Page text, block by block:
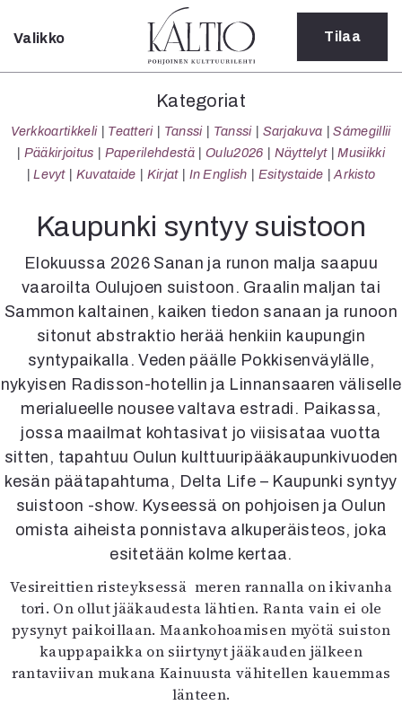
Sulje
Kategoriat
Verkkoartikkeli
Teatteri
Tanssi
Sarjakuva
Sámegillii
Pääkirjoitus
Paperilehdestä
Oulu2026
Näyttelyt
Musiikki
Levyt
Kuvataide
Kirjat
In English
Esitystaide
Arkisto
Lehdet
4/2026
1/2026
6/2025
5/2025 saame
5/2025
Lehtiarkisto
Valikko Tilaa
Kategoriat
Verkkoartikkeli Teatteri Tanssi Tanssi Sarjakuva
Sámegillii
Pääkirjoitus
Paperilehdestä Oulu2026 Näyttelyt
Musiikki
Levyt
Kuvataide Kirjat In English Esitystaide Arkisto
Kaupunki syntyy suistoon
Elokuussa 2026 Sanan ja runon malja saapuu
vaaroilta Oulujoen suistoon. Graalin maljan tai
Sammon kaltainen, kaiken tiedon sanaan ja runoon
sitonut abstraktio herää henkiin kaupungin
syntypaikalla. Veden päälle Pokkisenväylälle,
nykyisen Radisson-hotellin ja Linnansaaren väliselle
merialueelle nousee valtava estradi. Paikassa,
jossa maailmat kohtasivat jo viisisataa vuotta
sitten, tapahtuu Oulun kulttuuripääkaupunkivuoden
kesän päätapahtuma, Delta Life – Kaupunki syntyy
suistoon -show. Kyseessä on pohjoisen ja Oulun
omista aiheista ponnistava alkuperäisteos, joka
esitetään kolme kertaa.
Vesireittien risteyksessä meren rannalla on ikivanha
tori. On ollut jääkaudesta lähtien. Ranta vain ei ole
pysynyt paikoillaan. Maankohoamisen myötä suiston
kauppapaikka on siirtynyt jääkauden jälkeen
rantaviivan mukana Kainuusta vähitellen kauemmas
länteen.